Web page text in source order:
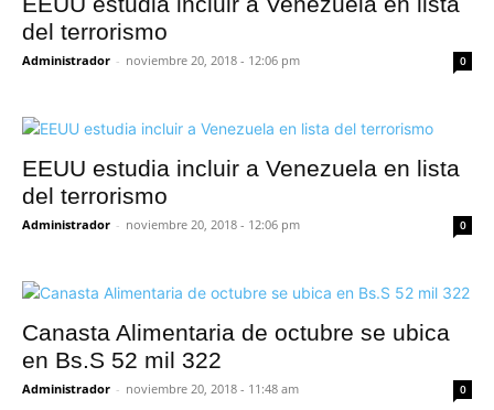
del terrorismo
Administrador - noviembre 20, 2018 - 12:06 pm 0
EEUU estudia incluir a Venezuela en lista
del terrorismo
Administrador - noviembre 20, 2018 - 12:06 pm 0
Canasta Alimentaria de octubre se ubica
en Bs.S 52 mil 322
Administrador - noviembre 20, 2018 - 11:48 am 0